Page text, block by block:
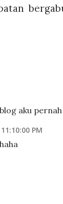
aku
PM